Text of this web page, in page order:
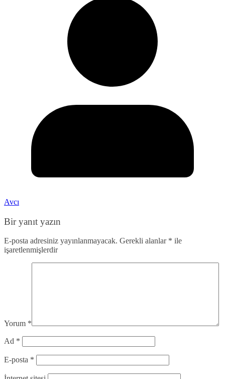
Avcı
Bir yanıt yazın
E-posta adresiniz yayınlanmayacak. Gerekli alanlar * ile
işaretlenmişlerdir
Yorum *
Ad *
E-posta *